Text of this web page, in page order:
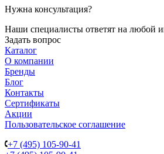
Нужна консультация?
Наши специалисты ответят на любой
Задать вопрос
Каталог
О компании
Бренды
Блог
Контакты
Сертификаты
Акции
Пользовательское соглашение
+7 (495) 105-90-41